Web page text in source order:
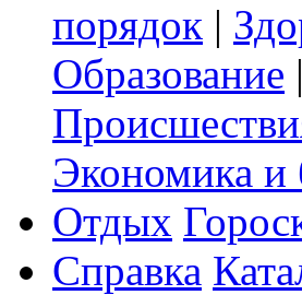
порядок |
Образование |
Экономика и
Отдых
Справка